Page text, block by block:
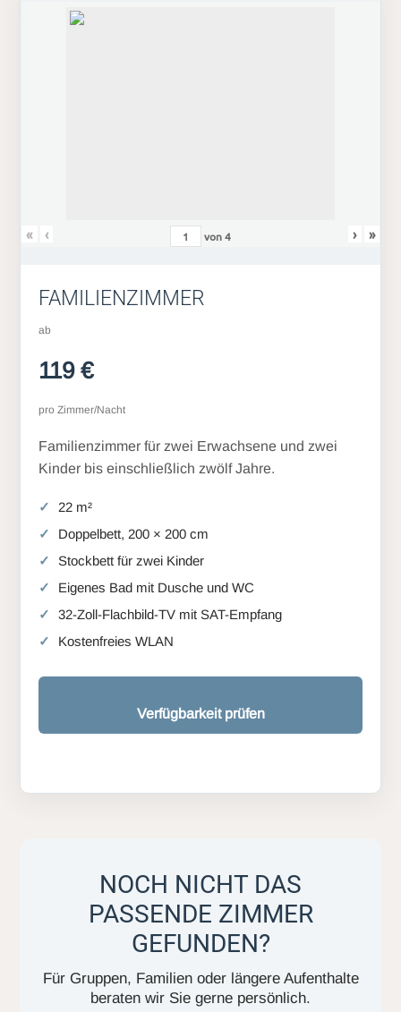
« ‹ von4 › »
FAMILIENZIMMER
ab
119 €
pro Zimmer/Nacht
Familienzimmer für zwei Erwachsene und zwei
Kinder bis einschließlich zwölf Jahre.
22 m²
Doppelbett, 200 × 200 cm
Stockbett für zwei Kinder
Eigenes Bad mit Dusche und WC
32-Zoll-Flachbild-TV mit SAT-Empfang
Kostenfreies WLAN
Verfügbarkeit prüfen
NOCH NICHT DAS
PASSENDE ZIMMER
GEFUNDEN?
Für Gruppen, Familien oder längere Aufenthalte
beraten wir Sie gerne persönlich.